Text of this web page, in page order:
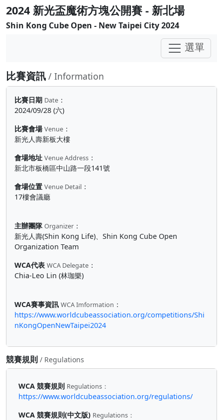
2024 新光盃魔術方塊公開賽 - 新北場
Shin Kong Cube Open - New Taipei City 2024
選單
比賽資訊 / Information
比賽日期 Date ：
2024/09/28 (六)
比賽會場 Venue ：
新光人壽新板大樓
會場地址 Venue Address ：
新北市板橋區中山路一段141號
會場位置 Venue Detail ：
17樓會議廳
主辦團隊 Organizer ：
新光人壽(Shin Kong Life)、Shin Kong Cube Open
Organization Team
WCA代表 WCA Delegate ：
Chia-Leo Lin (林珈樂)
WCA賽事資訊 WCA Imformation ：
https://www.worldcubeassociation.org/competitions/Shi
nKongOpenNewTaipei2024
競賽規則 / Regulations
WCA 競賽規則 Regulations：
https://www.worldcubeassociation.org/regulations/
WCA 競賽規則(中文版) Regulations：